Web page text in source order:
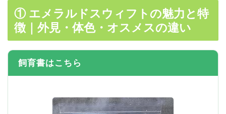
① エメラルドスウィフトの魅力と特
徴｜外見・体色・オスメスの違い
飼育書はこちら